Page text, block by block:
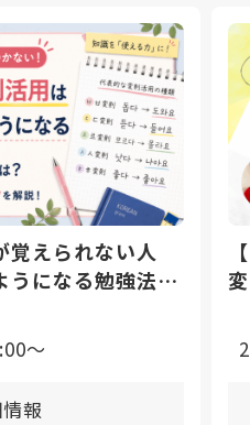
覚えられない人
うになる勉強法と
〜
報